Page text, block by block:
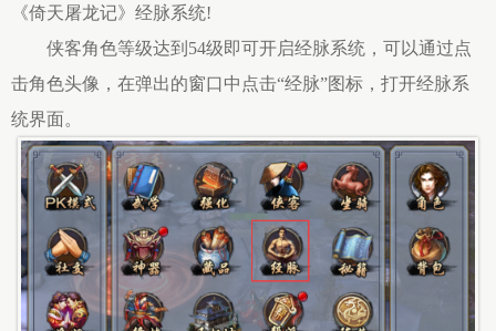
《倚天屠龙记》经脉系统!
侠客角色等级达到54级即可开启经脉系统，可以通过点
击角色头像，在弹出的窗口中点击“经脉”图标，打开经脉系
统界面。